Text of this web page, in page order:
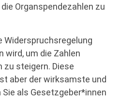
Organspendezahlen zu
Widerspruchsregelung
wird, um die Zahlen
zu steigern. Diese
aber der wirksamste und
als Gesetzgeber*innen